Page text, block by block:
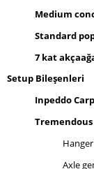
Medium
Standard
7 kat
Setup Bileşenleri
Inpeddo
Tremendous
Axle